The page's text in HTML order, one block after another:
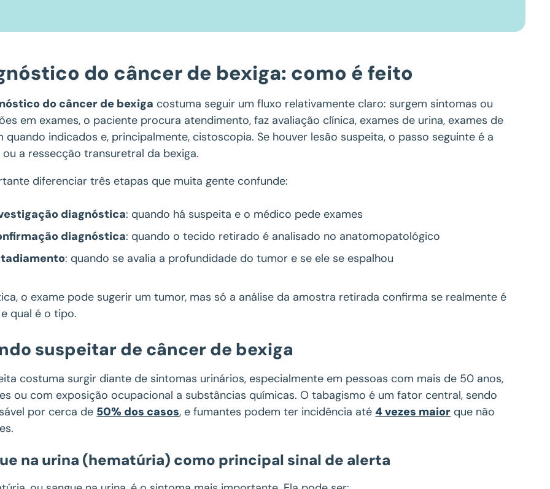
do câncer de bexiga: como é feito
do câncer de bexiga costuma seguir um fluxo relativamente claro: surgem sintomas ou
em exames, o paciente procura atendimento, faz avaliação clínica, exames de urina, exames de
quando indicados e, principalmente, cistoscopia. Se houver lesão suspeita, o passo seguinte é a
a ressecção transuretral da bexiga.
diferenciar três etapas que muita gente confunde:
diagnóstica: quando há suspeita e o médico pede exames
diagnóstica: quando o tecido retirado é analisado no anatomopatológico
: quando se avalia a profundidade do tumor e se ele se espalhou
o exame pode sugerir um tumor, mas só a análise da amostra retirada confirma se realmente é
qual é o tipo.
suspeitar de câncer de bexiga
costuma surgir diante de sintomas urinários, especialmente em pessoas com mais de 50 anos,
ou com exposição ocupacional a substâncias químicas. O tabagismo é um fator central, sendo
por cerca de 50% dos casos, e fumantes podem ter incidência até4 vezes maior que não
na urina (hematúria) como principal sinal de alerta